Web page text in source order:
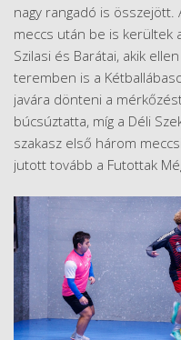
nagy rangadó is összejött.
meccs után be is kerültek
Szilasi és Barátai, akik
teremben is a
javára dönteni a
búcsúztatta, míg a Déli
szakasz első három
jutott tovább a Futottak